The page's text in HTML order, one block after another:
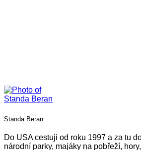
Standa Beran
Do USA cestuji od roku 1997 a za tu
národní parky, majáky na pobřeží,